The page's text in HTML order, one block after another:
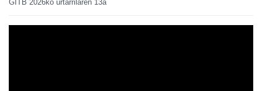
GITB 2026ko urtarrilaren 13a